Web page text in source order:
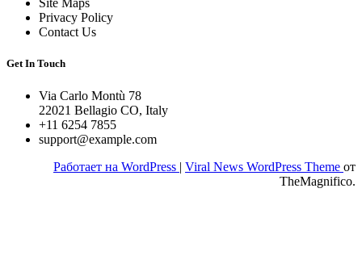
Site Maps
Privacy Policy
Contact Us
Get In Touch
Via Carlo Montù 78
22021 Bellagio CO, Italy
+11 6254 7855
support@example.com
Работает на WordPress | Viral News WordPress Theme от
TheMagnifico.